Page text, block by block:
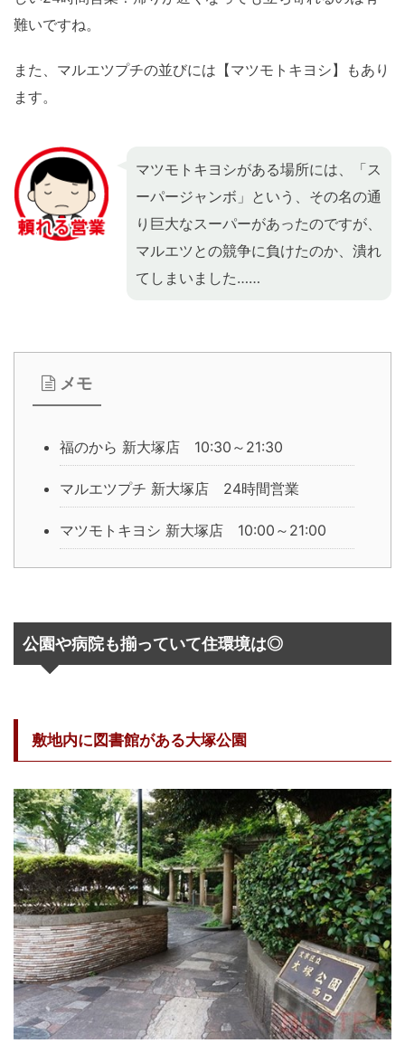
難いですね。
また、マルエツプチの並びには【マツモトキヨシ】もあり
ます。
マツモトキヨシがある場所には、「ス
ーパージャンボ」という、その名の通
り巨大なスーパーがあったのですが、
マルエツとの競争に負けたのか、潰れ
てしまいました……
メモ
福のから 新大塚店 10:30～21:30
マルエツプチ 新大塚店 24時間営業
マツモトキヨシ 新大塚店 10:00～21:00
公園や病院も揃っていて住環境は◎
敷地内に図書館がある大塚公園